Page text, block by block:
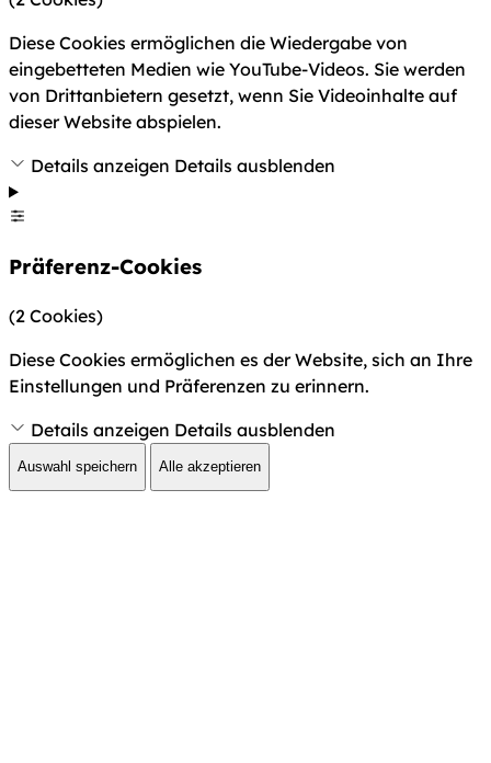
Diese Cookies ermöglichen die Wiedergabe von
eingebetteten Medien wie YouTube-Videos. Sie werden
von Drittanbietern gesetzt, wenn Sie Videoinhalte auf
dieser Website abspielen.
Details anzeigen Details ausblenden
Präferenz-Cookies
(2 Cookies)
Diese Cookies ermöglichen es der Website, sich an Ihre
Einstellungen und Präferenzen zu erinnern.
Details anzeigen Details ausblenden
Auswahl speichern Alle akzeptieren